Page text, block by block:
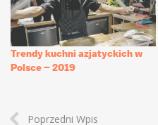
Trendy kuchni azjatyckich w
Polsce – 2019
Poprzedni Wpis